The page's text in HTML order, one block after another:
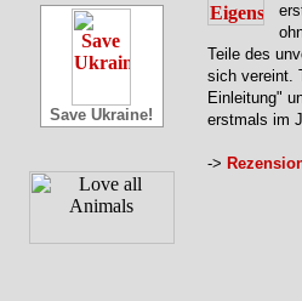
Save Ukraine!
Teile des
sich vereint.
Einleitung"
erstmals im
->